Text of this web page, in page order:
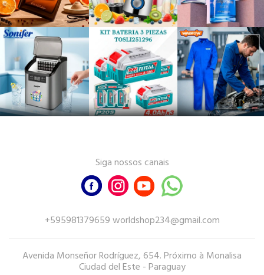
Siga nossos canais
+595981379659 worldshop234@gmail.com
Avenida Monseñor Rodríguez, 654. Próximo à Monalisa
Ciudad del Este - Paraguay